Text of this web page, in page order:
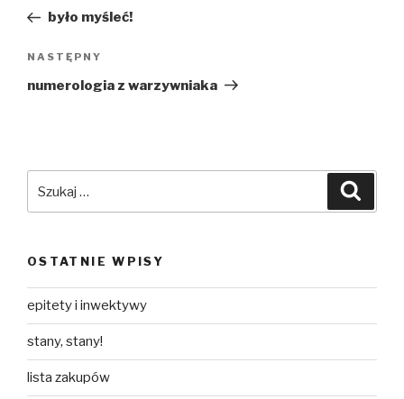
wpisbyło myśleć!
Następny
wpis
NASTĘPNY
numerologia z warzywniaka
OSTATNIE WPISY
epitety i inwektywy
stany, stany!
lista zakupów